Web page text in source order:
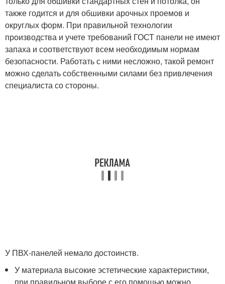
также годится и для обшивки арочных проемов и
округлых форм. При правильной технологии
производства и учете требований ГОСТ панели не имеют
запаха и соответствуют всем необходимым нормам
безопасности. Работать с ними несложно, такой ремонт
можно сделать собственными силами без привлечения
специалиста со стороны.
У ПВХ-панелей немало достоинств.
У материала высокие эстетические характеристики,